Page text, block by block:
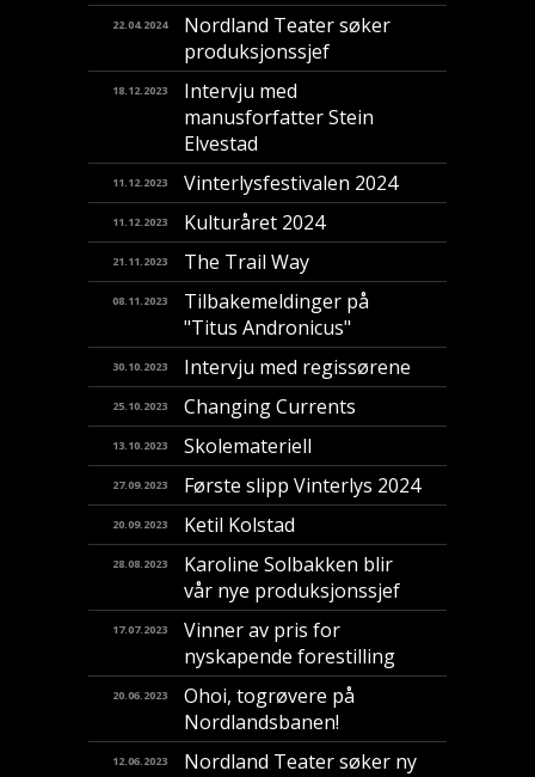
22.04.2024
Nordland Teater søker
produksjonssjef
18.12.2023
Intervju med
manusforfatter Stein
Elvestad
11.12.2023 Vinterlysfestivalen 2024
11.12.2023 Kulturåret 2024
21.11.2023 The Trail Way
08.11.2023
Tilbakemeldinger på
"Titus Andronicus"
30.10.2023 Intervju med regissørene
25.10.2023 Changing Currents
13.10.2023 Skolemateriell
27.09.2023 Første slipp Vinterlys 2024
20.09.2023 Ketil Kolstad
28.08.2023
Karoline Solbakken blir
vår nye produksjonssjef
17.07.2023
Vinner av pris for
nyskapende forestilling
20.06.2023
​Ohoi, togrøvere på
Nordlandsbanen!
12.06.2023
Nordland Teater søker ny